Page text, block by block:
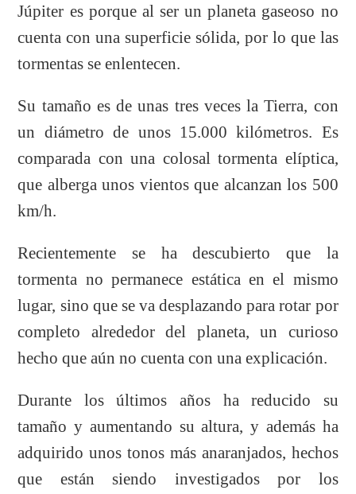
Júpiter es porque al ser un planeta gaseoso no
cuenta con una superficie sólida, por lo que las
tormentas se enlentecen.
Su tamaño es de unas tres veces la Tierra, con
un diámetro de unos 15.000 kilómetros. Es
comparada con una colosal tormenta elíptica,
que alberga unos vientos que alcanzan los 500
km/h.
Recientemente se ha descubierto que la
tormenta no permanece estática en el mismo
lugar, sino que se va desplazando para rotar por
completo alrededor del planeta, un curioso
hecho que aún no cuenta con una explicación.
Durante los últimos años ha reducido su
tamaño y aumentando su altura, y además ha
adquirido unos tonos más anaranjados, hechos
que están siendo investigados por los